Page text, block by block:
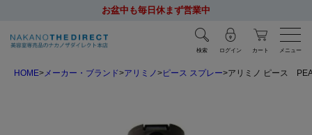
お盆中も毎日休まず営業中
検索 ログイン カート メニュー
HOME メーカー・ブランド アリミノ ピース スプレー アリミノ ピース